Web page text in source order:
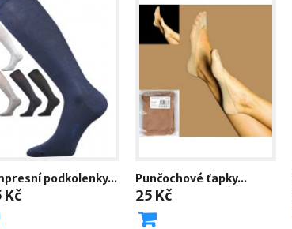
podkolenky...
Kč
Punčochové ťapky...
25 Kč